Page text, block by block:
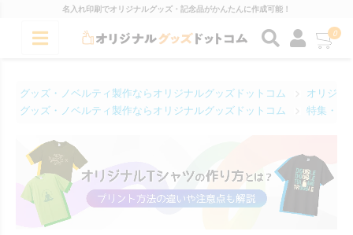
名入れ印刷でオリジナルグッズ・記念品がかんたんに作成可能！
0
グッズ・ノベルティ製作ならオリジナルグッズドットコム
オリジナ
グッズ・ノベルティ製作ならオリジナルグッズドットコム
特集・コ